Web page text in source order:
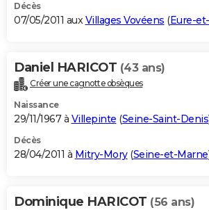
Décès
07/05/2011 auxVillages Vovéens (Eure-
Daniel HARICOT (43 ans)
Créer une cagnotte obsèques
Naissance
29/11/1967 à Villepinte (Seine-Saint-Denis
Décès
28/04/2011 à Mitry-Mory(Seine-et-Marne
Dominique HARICOT (56 ans)